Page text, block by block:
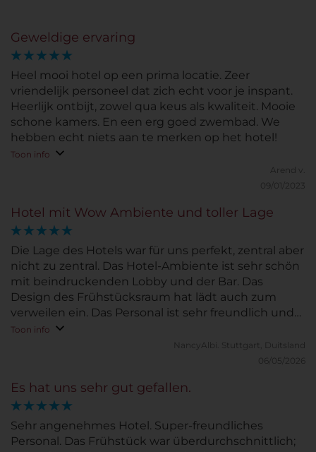
Geweldige ervaring
Heel mooi hotel op een prima locatie. Zeer
vriendelijk personeel dat zich echt voor je inspant.
Heerlijk ontbijt, zowel qua keus als kwaliteit. Mooie
schone kamers. En een erg goed zwembad. We
hebben echt niets aan te merken op het hotel!
Toon info
Arend v.
09/01/2023
Hotel mit Wow Ambiente und toller Lage
Die Lage des Hotels war für uns perfekt, zentral aber
nicht zu zentral. Das Hotel-Ambiente ist sehr schön
mit beindruckenden Lobby und der Bar. Das
Design des Frühstücksraum hat lädt auch zum
verweilen ein. Das Personal ist sehr freundlich und
hilfsbereit (auch vor der Anreise schon, für typische
Touristenfragen ;-) ... wir kommen wieder!
Toon info
NancyAlbi.
Stuttgart, Duitsland
06/05/2026
Es hat uns sehr gut gefallen.
Sehr angenehmes Hotel. Super-freundliches
Personal. Das Frühstück war überdurchschnittlich;